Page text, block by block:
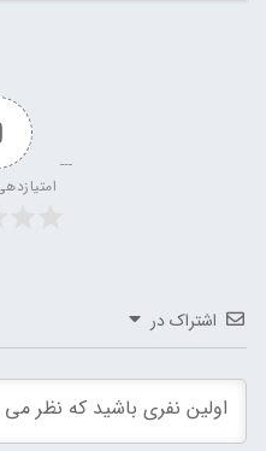
اشتراک در